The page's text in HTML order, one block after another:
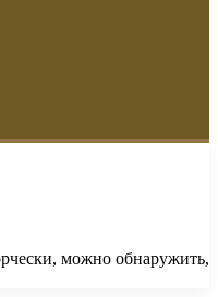
можно обнаружить,